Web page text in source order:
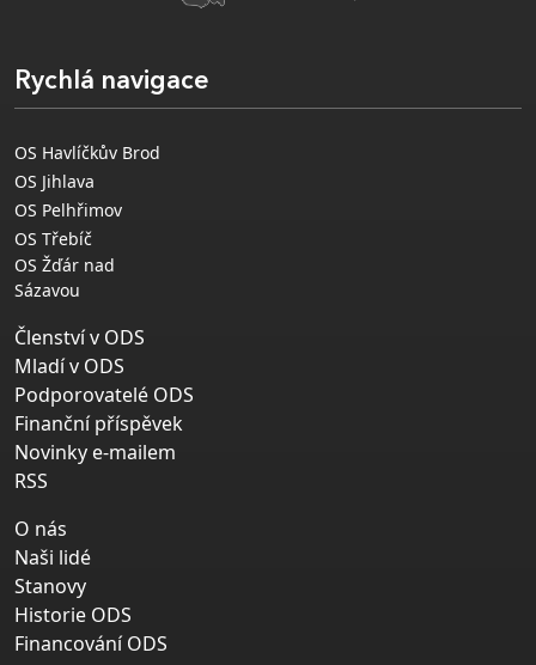
Rychlá navigace
OS Havlíčkův Brod
OS Jihlava
OS Pelhřimov
OS Třebíč
OS Žďár nad
Sázavou
Členství v ODS
Mladí v ODS
Podporovatelé ODS
Finanční příspěvek
Novinky e-mailem
RSS
O nás
Naši lidé
Stanovy
Historie ODS
Financování ODS